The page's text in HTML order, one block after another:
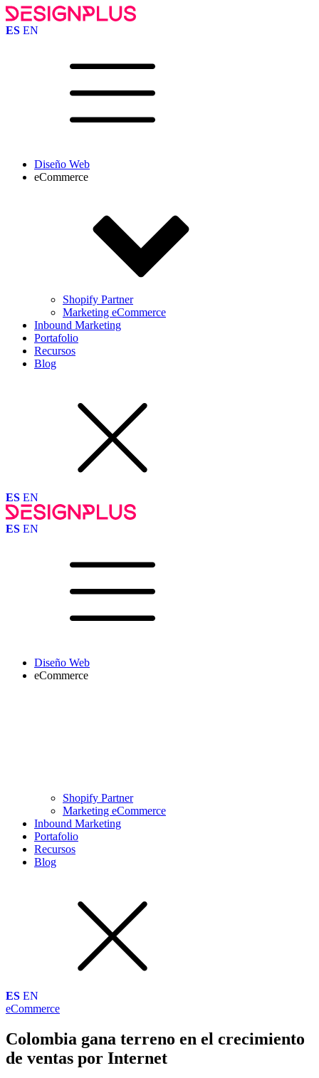
ES EN
Diseño Web
eCommerce
Shopify Partner
Marketing eCommerce
Inbound Marketing
Portafolio
Recursos
Blog
ES EN
ES EN
Diseño Web
eCommerce
Shopify Partner
Marketing eCommerce
Inbound Marketing
Portafolio
Recursos
Blog
ES EN
eCommerce
Colombia gana terreno en el crecimiento
de ventas por Internet